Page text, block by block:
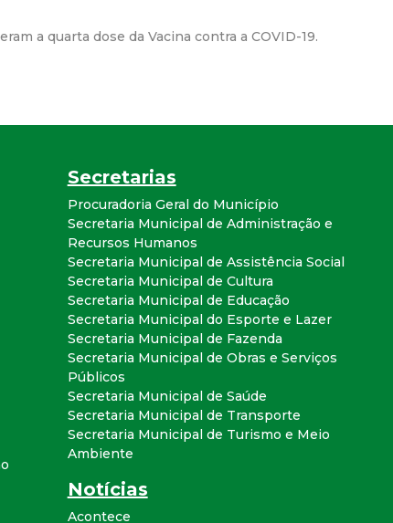
i
a
l
d
e
C
o
n
q
u
a quarta dose da Vacina contra a COVID-19.
Secretarias
Procuradoria Geral do Município
Secretaria Municipal de Administração e
Recursos Humanos
Secretaria Municipal de Assistência Social
Secretaria Municipal de Cultura
Secretaria Municipal de Educação
Secretaria Municipal do Esporte e Lazer
Secretaria Municipal de Fazenda
Secretaria Municipal de Obras e Serviços
Públicos
Secretaria Municipal de Saúde
Secretaria Municipal de Transporte
Secretaria Municipal de Turismo e Meio
Ambiente
Notícias
Acontece